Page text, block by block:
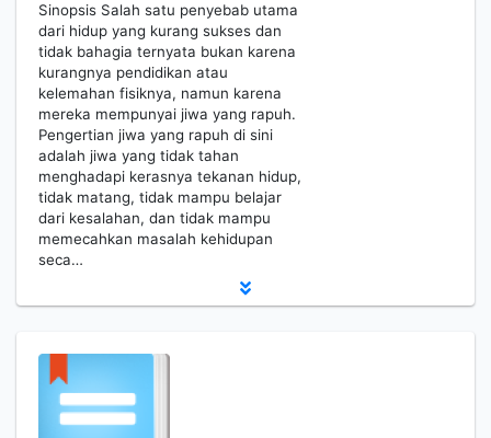
Sinopsis Salah satu penyebab utama
dari hidup yang kurang sukses dan
tidak bahagia ternyata bukan karena
kurangnya pendidikan atau
kelemahan fisiknya, namun karena
mereka mempunyai jiwa yang rapuh.
Pengertian jiwa yang rapuh di sini
adalah jiwa yang tidak tahan
menghadapi kerasnya tekanan hidup,
tidak matang, tidak mampu belajar
dari kesalahan, dan tidak mampu
memecahkan masalah kehidupan
seca…